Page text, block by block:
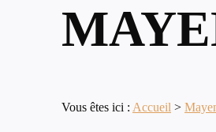
Vous êtes ici : Accueil >